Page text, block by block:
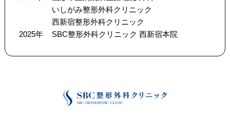
いしがみ整形外科クリニック
西新宿整形外科クリニック
2025年
SBC整形外科クリニック 西新宿本院